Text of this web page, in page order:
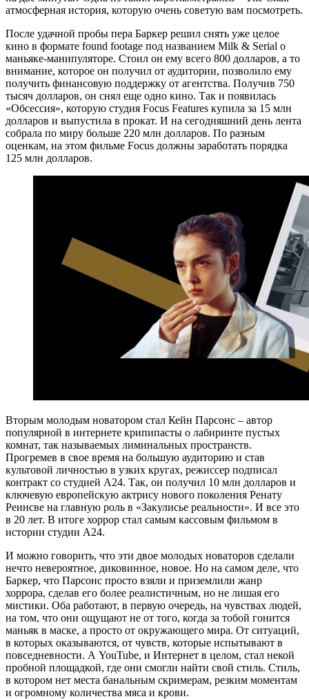
атмосферная история, которую очень советую вам посмотреть.
После удачной пробы пера Баркер решил снять уже целое
кино в формате found footage под названием Milk & Serial о
маньяке-манипуляторе. Стоил он ему всего 800 долларов, а то
внимание, которое он получил от аудитории, позволило ему
получить финансовую поддержку от агентства. Получив 750
тысяч долларов, он снял еще одно кино. Так и появилась
«Обсессия», которую студия Focus Features купила за 15 млн
долларов и выпустила в прокат. И на сегодняшний день лента
собрала по миру больше 220 млн долларов. По разным
оценкам, на этом фильме Focus должны заработать порядка
125 млн долларов.
Вторым молодым новатором стал Кейн Парсонс – автор
популярной в интернете крипипасты о лабиринте пустых
комнат, так называемых лиминальных пространств.
Прогремев в свое время на большую аудиторию и став
культовой личностью в узких кругах, режиссер подписал
контракт со студией А24. Так, он получил 10 млн долларов и
ключевую европейскую актрису нового поколения Ренату
Реинсве на главную роль в «Закулисье реальности». И все это
в 20 лет. В итоге хоррор стал самым кассовым фильмом в
истории студии А24.
И можно говорить, что эти двое молодых новаторов сделали
нечто невероятное, диковинное, новое. Но на самом деле, что
Баркер, что Парсонс просто взяли и приземлили жанр
хоррора, сделав его более реалистичным, но не лишая его
мистики. Оба работают, в первую очередь, на чувствах людей,
на том, что они ощущают не от того, когда за тобой гонится
маньяк в маске, а просто от окружающего мира. От ситуаций,
в которых оказываются, от чувств, которые испытывают в
повседневности. А YouTube, и Интернет в целом, стал некой
пробной площадкой, где они смогли найти свой стиль. Стиль,
в котором нет места банальным скримерам, резким моментам
и огромному количества мяса и крови.